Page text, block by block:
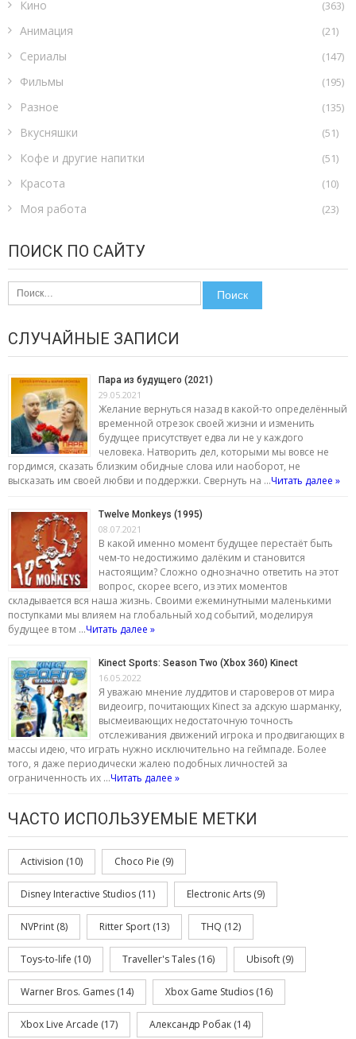
Кино (363)
Анимация (21)
Сериалы (147)
Фильмы (195)
Разное (135)
Вкусняшки (51)
Кофе и другие напитки (51)
Красота (10)
Моя работа (23)
ПОИСК ПО САЙТУ
Найти:
СЛУЧАЙНЫЕ ЗАПИСИ
Пара из будущего (2021)
29.05.2021
Желание вернуться назад в какой-то определённый
временной отрезок своей жизни и изменить
будущее присутствует едва ли не у каждого
человека. Натворить дел, которыми мы вовсе не
гордимся, сказать близким обидные слова или наоборот, не
высказать им своей любви и поддержки. Свернуть на …Читать далее »
Twelve Monkeys (1995)
08.07.2021
В какой именно момент будущее перестаёт быть
чем-то недостижимо далёким и становится
настоящим? Сложно однозначно ответить на этот
вопрос, скорее всего, из этих моментов
складывается вся наша жизнь. Своими ежеминутными маленькими
поступками мы влияем на глобальный ход событий, моделируя
будущее в том …Читать далее »
Kinect Sports: Season Two (Xbox 360) Kinect
16.05.2022
Я уважаю мнение луддитов и староверов от мира
видеоигр, почитающих Kinect за адскую шарманку,
высмеивающих недостаточную точность
отслеживания движений игрока и продвигающих в
массы идею, что играть нужно исключительно на геймпаде. Более
того, я даже периодически жалею подобных личностей за
ограниченность их …Читать далее »
ЧАСТО ИСПОЛЬЗУЕМЫЕ МЕТКИ
Activision (10) Choco Pie (9)
Disney Interactive Studios (11) Electronic Arts (9)
NVPrint (8) Ritter Sport (13) THQ (12)
Toys-to-life (10) Traveller's Tales (16) Ubisoft (9)
Warner Bros. Games (14) Xbox Game Studios (16)
Xbox Live Arcade (17) Александр Робак (14)